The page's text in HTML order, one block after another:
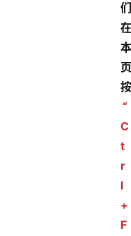
们
在
本
页
按
“
C
t
r
l
+
F